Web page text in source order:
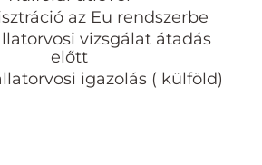
az Eu rendszerbe
vizsgálat átadás
előtt
igazolás ( külföld)